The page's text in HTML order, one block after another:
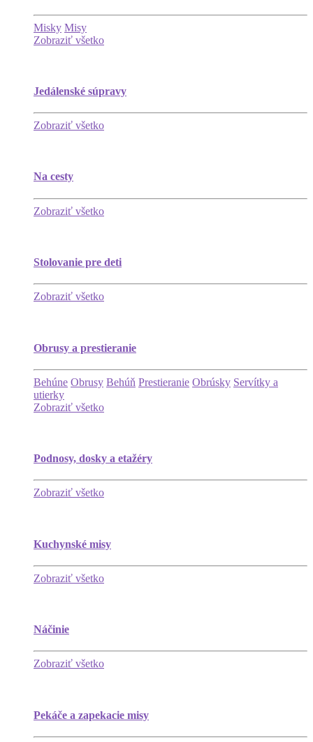
Misky Misy
Zobraziť všetko
Jedálenské súpravy
Zobraziť všetko
Na cesty
Zobraziť všetko
Stolovanie pre deti
Zobraziť všetko
Obrusy a prestieranie
Behúne Obrusy Behúň Prestieranie Obrúsky Servítky a
utierky
Zobraziť všetko
Podnosy, dosky a etažéry
Zobraziť všetko
Kuchynské misy
Zobraziť všetko
Náčinie
Zobraziť všetko
Pekáče a zapekacie misy